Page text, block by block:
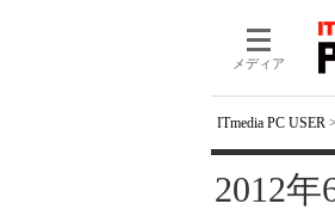
メディア
ITmedia PC USER >
2012年